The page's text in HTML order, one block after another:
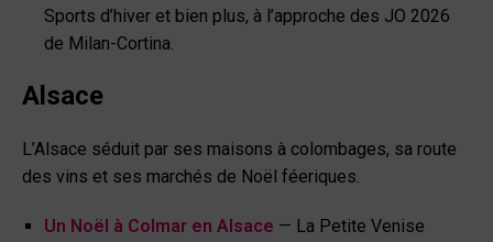
Sports d’hiver et bien plus, à l’approche des JO 2026
de Milan-Cortina.
Alsace
L’Alsace séduit par ses maisons à colombages, sa route
des vins et ses marchés de Noël féeriques.
Un Noël à Colmar en Alsace — La Petite Venise